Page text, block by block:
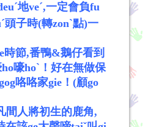
地veˊ,一定會負fu
子時(轉zonˋ點)一
時節,番鴨&鵝仔看到
嚎hoˋ！好在無做保
咯咯家gie！(顧go
間人將初生的鹿角,